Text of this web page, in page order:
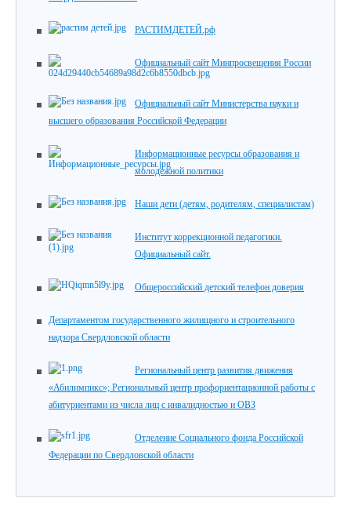
РАСТИМДЕТЕЙ.рф
Официальный сайт Минпросвещения России
Официальный сайт Министерства науки и
высшего образования Российской Федерации
Информационные ресурсы образования и
молодежной политики
Наши дети (детям, родителям, специалистам)
Институт коррекционной педагогики.
Официальный сайт.
Общероссийский детский телефон доверия
Департаментом государственного жилищного и строительного
надзора Свердловской области
Региональный центр развития движения
«Абилимпикс»; Региональный центр профориентационной работы с
абитуриентами из числа лиц с инвалидностью и ОВЗ
Отделение Социального фонда Российской
Федерации по Свердловской области